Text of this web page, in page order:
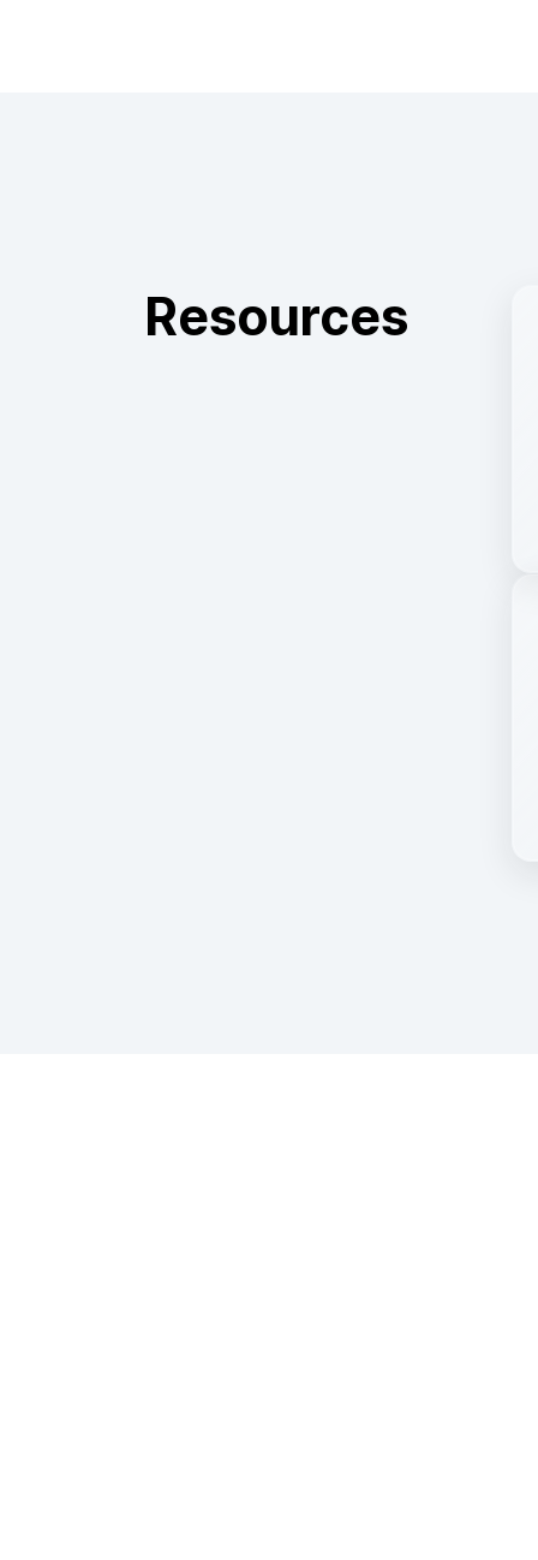
Resources